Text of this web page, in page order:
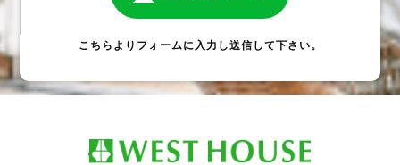
こちらよりフォームに入力し送信して下さい。